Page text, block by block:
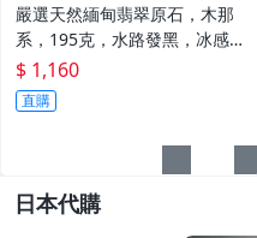
嚴選天然緬甸翡翠原石，木那
系，195克，水路發黑，冰感
佳，裂痕多，厚13，適合收藏
解封 翡翠原石 木那 緬甸 jade
$ 1,160
直購
日本代購